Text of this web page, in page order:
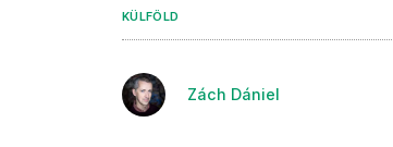
KÜLFÖLD
Zách Dániel